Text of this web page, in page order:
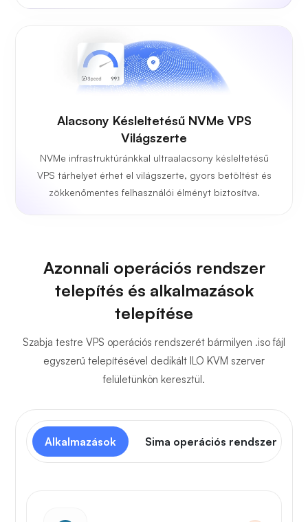
Alacsony Késleltetésű NVMe VPS
Világszerte
NVMe infrastruktúránkkal ultraalacsony késleltetésű
VPS tárhelyet érhet el világszerte, gyors betöltést és
zökkenőmentes felhasználói élményt biztosítva.
Azonnali operációs rendszer
telepítés és alkalmazások
telepítése
Szabja testre VPS operációs rendszerét bármilyen .iso fájl
egyszerű telepítésével dedikált ILO KVM szerver
felületünkön keresztül.
Alkalmazások Sima operációs rendszer